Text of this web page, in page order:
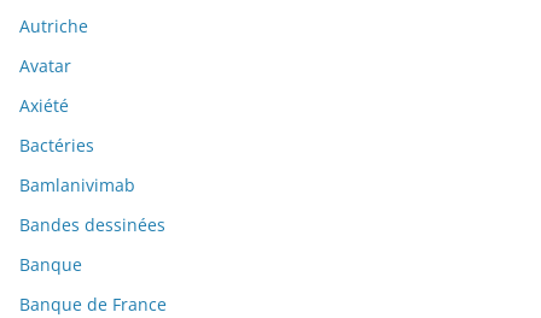
Autriche
Avatar
Axiété
Bactéries
Bamlanivimab
Bandes dessinées
Banque
Banque de France